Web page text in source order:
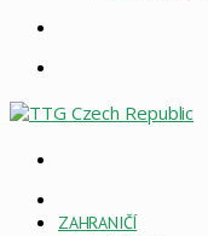
STRÁNKA
ZAHRANIČÍ